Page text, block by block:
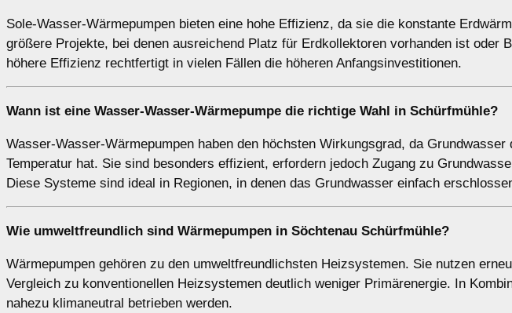
Sole-Wasser-Wärmepumpen bieten eine hohe Effizienz, da sie die konstante
größere Projekte, bei denen ausreichend Platz für Erdkollektoren vorhanden ist oder
höhere Effizienz rechtfertigt in vielen Fällen die höheren Anfangsinvestitionen.
Wann ist eine Wasser-Wasser-Wärmepumpe die richtige Wahl in Schürfmühle?
Wasser-Wasser-Wärmepumpen haben den höchsten Wirkungsgrad, da
Temperatur hat. Sie sind besonders effizient, erfordern jedoch Zugang zu
Diese Systeme sind ideal in Regionen, in denen das Grundwasser einfach
Wie umweltfreundlich sind Wärmepumpen in Söchtenau Schürfmühle?
Wärmepumpen gehören zu den umweltfreundlichsten Heizsystemen. Sie nutzen
Vergleich zu konventionellen Heizsystemen deutlich weniger Primärenergie. In
nahezu klimaneutral betrieben werden.